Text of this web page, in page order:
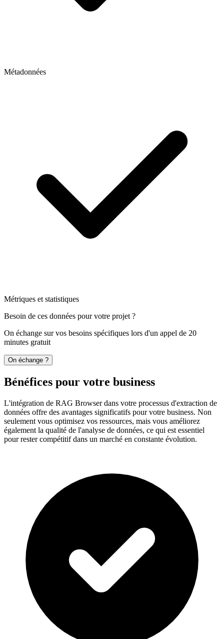
Métadonnées
Métriques et statistiques
Besoin de ces données pour votre projet ?
On échange sur vos besoins spécifiques lors d'un appel de 20
minutes gratuit
On échange ?
Bénéfices pour votre business
L'intégration de RAG Browser dans votre processus d'extraction de
données offre des avantages significatifs pour votre business. Non
seulement vous optimisez vos ressources, mais vous améliorez
également la qualité de l'analyse de données, ce qui est essentiel
pour rester compétitif dans un marché en constante évolution.